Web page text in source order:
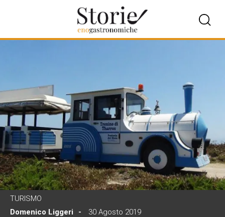
TURISMO
Domenico Liggeri
30 Agosto 2019